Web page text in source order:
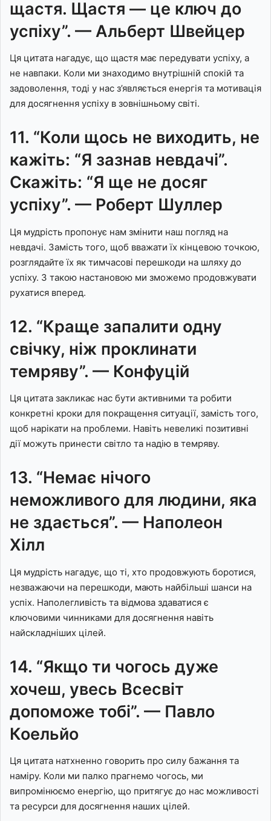
щастя. Щастя — це ключ до
успіху”. — Альберт Швейцер
Ця цитата нагадує, що щастя має передувати успіху, а
не навпаки. Коли ми знаходимо внутрішній спокій та
задоволення, тоді у нас з’являється енергія та мотивація
для досягнення успіху в зовнішньому світі.
11. “Коли щось не виходить, не
кажіть: “Я зазнав невдачі”.
Скажіть: “Я ще не досяг
успіху”. — Роберт Шуллер
Ця мудрість пропонує нам змінити наш погляд на
невдачі. Замість того, щоб вважати їх кінцевою точкою,
розглядайте їх як тимчасові перешкоди на шляху до
успіху. З такою настановою ми зможемо продовжувати
рухатися вперед.
12. “Краще запалити одну
свічку, ніж проклинати
темряву”. — Конфуцій
Ця цитата закликає нас бути активними та робити
конкретні кроки для покращення ситуації, замість того,
щоб нарікати на проблеми. Навіть невеликі позитивні
дії можуть принести світло та надію в темряву.
13. “Немає нічого
неможливого для людини, яка
не здається”. — Наполеон
Хілл
Ця мудрість нагадує, що ті, хто продовжують боротися,
незважаючи на перешкоди, мають найбільші шанси на
успіх. Наполегливість та відмова здаватися є
ключовими чинниками для досягнення навіть
найскладніших цілей.
14. “Якщо ти чогось дуже
хочеш, увесь Всесвіт
допоможе тобі”. — Павло
Коельйо
Ця цитата натхненно говорить про силу бажання та
наміру. Коли ми палко прагнемо чогось, ми
випромінюємо енергію, що притягує до нас можливості
та ресурси для досягнення наших цілей.